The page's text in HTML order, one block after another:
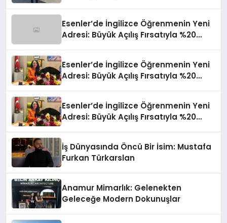
Esenler’de İngilizce Öğrenmenin Yeni
Adresi: Büyük Açılış Fırsatıyla %20
Esenler’de İngilizce Öğrenmenin Yeni
Adresi: Büyük Açılış Fırsatıyla %20
Esenler’de İngilizce Öğrenmenin Yeni
Adresi: Büyük Açılış Fırsatıyla %20
İş Dünyasında Öncü Bir İsim: Mustafa
Furkan Türkarslan
Anamur Mimarlık: Gelenekten
Geleceğe Modern Dokunuşlar